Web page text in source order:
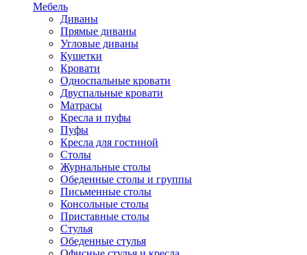
Мебель
Диваны
Прямые диваны
Угловые диваны
Кушетки
Кровати
Односпальные кровати
Двуспальные кровати
Матрасы
Кресла и пуфы
Пуфы
Кресла для гостиной
Столы
Журнальные столы
Обеденные столы и группы
Письменные столы
Консольные столы
Приставные столы
Стулья
Обеденные стулья